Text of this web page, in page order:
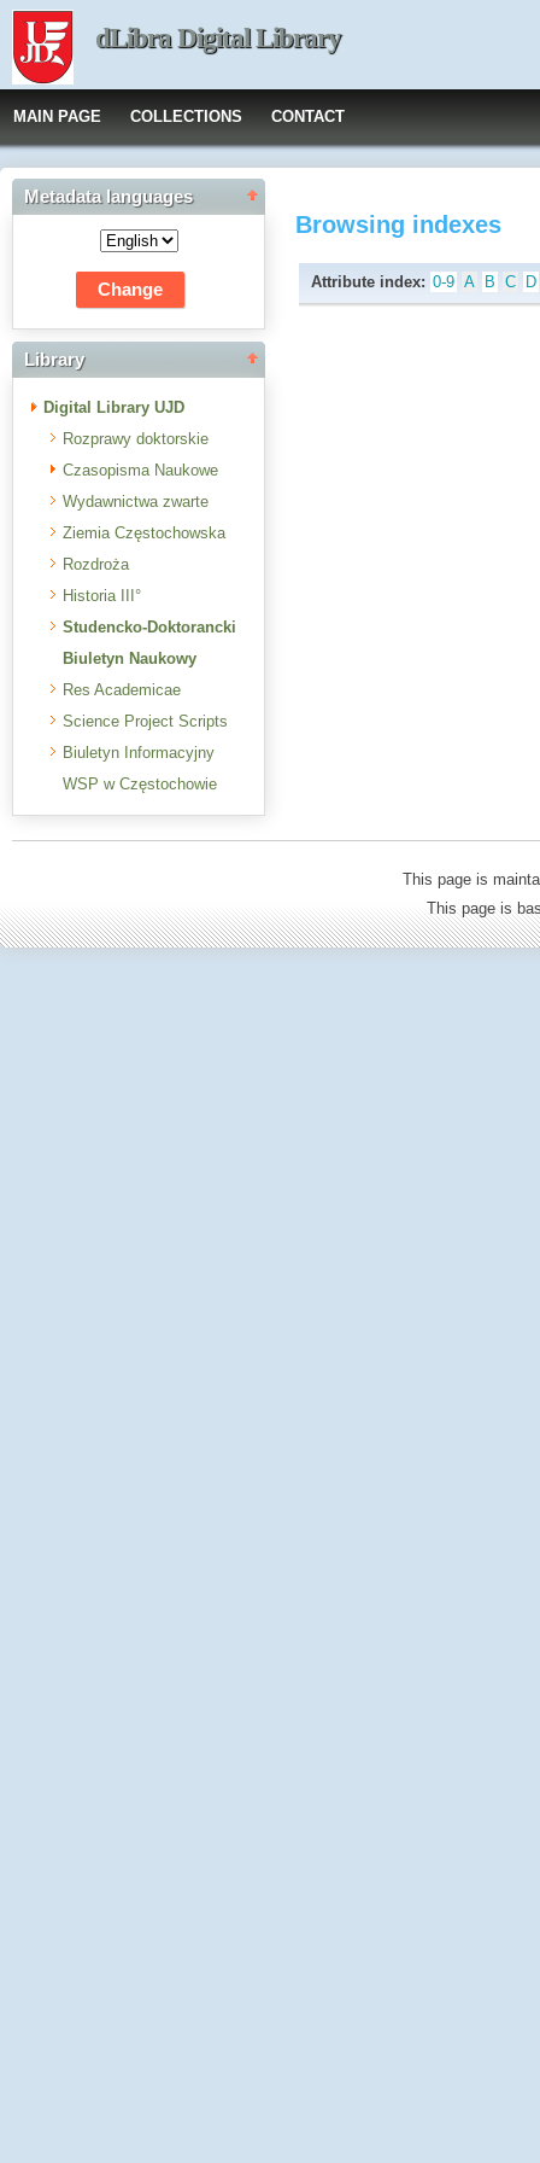
dLibra Digital Library
MAIN PAGE COLLECTIONS CONTACT
Metadata languages
Library
Digital Library UJD
Rozprawy doktorskie
Czasopisma Naukowe
Wydawnictwa zwarte
Ziemia Częstochowska
Rozdroża
Historia III°
Studencko-Doktorancki
Biuletyn Naukowy
Res Academicae
Science Project Scripts
Biuletyn Informacyjny
WSP w Częstochowie
Browsing indexes
Attribute index: 0-9 A B C D
This page is
This page is